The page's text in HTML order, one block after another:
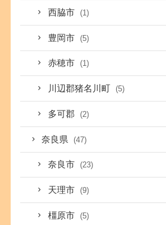
西脇市 (1)
豊岡市 (5)
赤穂市 (1)
川辺郡猪名川町 (5)
多可郡 (2)
奈良県 (47)
奈良市 (23)
天理市 (9)
橿原市 (5)